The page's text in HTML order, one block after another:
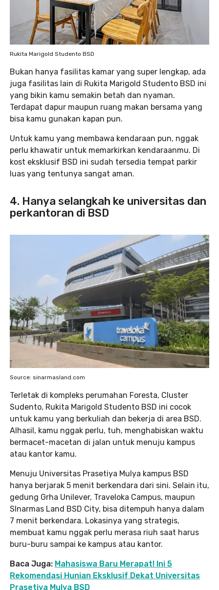
Rukita Marigold Studento BSD
Bukan hanya fasilitas kamar yang super lengkap, ada
juga fasilitas lain di Rukita Marigold Studento BSD ini
yang bikin kamu semakin betah dan nyaman.
Terdapat dapur maupun ruang makan bersama yang
bisa kamu gunakan kapan pun.
Untuk kamu yang membawa kendaraan pun, nggak
perlu khawatir untuk memarkirkan kendaraanmu. Di
kost eksklusif BSD ini sudah tersedia tempat parkir
luas yang tentunya sangat aman.
4. Hanya selangkah ke universitas dan
perkantoran di BSD
Source: sinarmasland.com
Terletak di kompleks perumahan Foresta, Cluster
Sudento, Rukita Marigold Studento BSD ini cocok
untuk kamu yang berkuliah dan bekerja di area BSD.
Alhasil, kamu nggak perlu, tuh, menghabiskan waktu
bermacet-macetan di jalan untuk menuju kampus
atau kantor kamu.
Menuju Universitas Prasetiya Mulya kampus BSD
hanya berjarak 5 menit berkendara dari sini. Selain itu,
gedung Grha Unilever, Traveloka Campus, maupun
SInarmas Land BSD City, bisa ditempuh hanya dalam
7 menit berkendara. Lokasinya yang strategis,
membuat kamu nggak perlu merasa riuh saat harus
buru-buru sampai ke kampus atau kantor.
Baca Juga: Mahasiswa Baru Merapat! Ini 5
Rekomendasi Hunian Eksklusif Dekat Universitas
Prasetiya Mulya BSD